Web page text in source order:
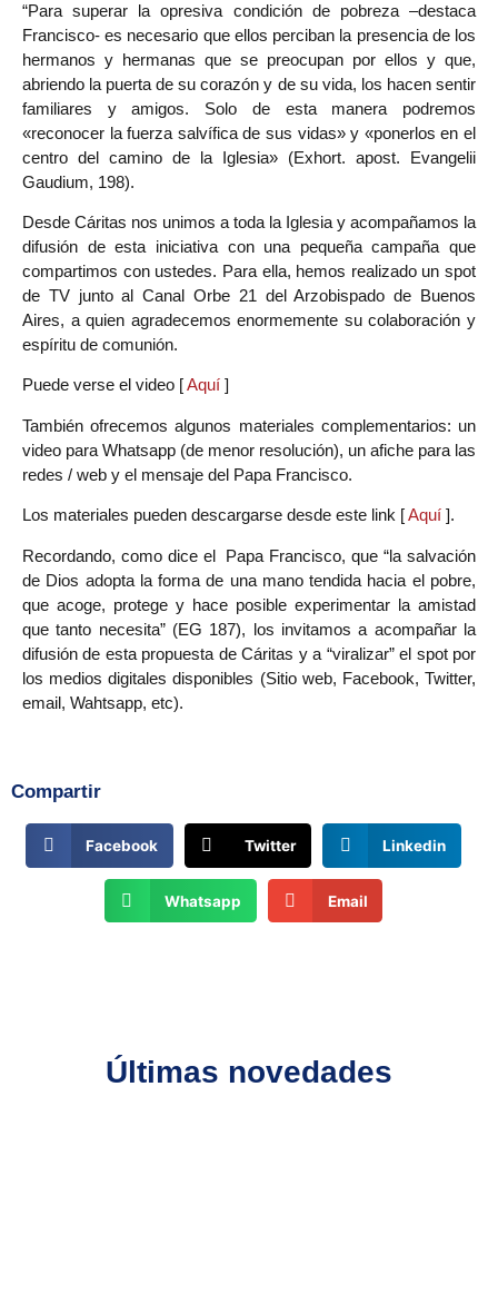
“Para superar la opresiva condición de pobreza –destaca
Francisco- es necesario que ellos perciban la presencia de los
hermanos y hermanas que se preocupan por ellos y que,
abriendo la puerta de su corazón y de su vida, los hacen sentir
familiares y amigos. Solo de esta manera podremos
«reconocer la fuerza salvífica de sus vidas» y «ponerlos en el
centro del camino de la Iglesia» (Exhort. apost. Evangelii
Gaudium, 198).
Desde Cáritas nos unimos a toda la Iglesia y acompañamos la
difusión de esta iniciativa con una pequeña campaña que
compartimos con ustedes. Para ella, hemos realizado un spot
de TV junto al Canal Orbe 21 del Arzobispado de Buenos
Aires, a quien agradecemos enormemente su colaboración y
espíritu de comunión.
Puede verse el video [Aquí ]
También ofrecemos algunos materiales complementarios: un
video para Whatsapp (de menor resolución), un afiche para las
redes / web y el mensaje del Papa Francisco.
Los materiales pueden descargarse desde este link [Aquí ].
Recordando, como dice el Papa Francisco, que “la salvación
de Dios adopta la forma de una mano tendida hacia el pobre,
que acoge, protege y hace posible experimentar la amistad
que tanto necesita” (EG 187), los invitamos a acompañar la
difusión de esta propuesta de Cáritas y a “viralizar” el spot por
los medios digitales disponibles (Sitio web, Facebook, Twitter,
email, Wahtsapp, etc).
Compartir
Facebook Twitter Linkedin
Whatsapp Email
Últimas novedades